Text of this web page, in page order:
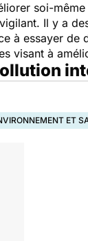
soi-
Il y a
à essayer
visant à
ET